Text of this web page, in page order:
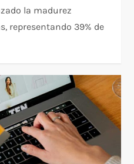
la madurez
representando 39% de